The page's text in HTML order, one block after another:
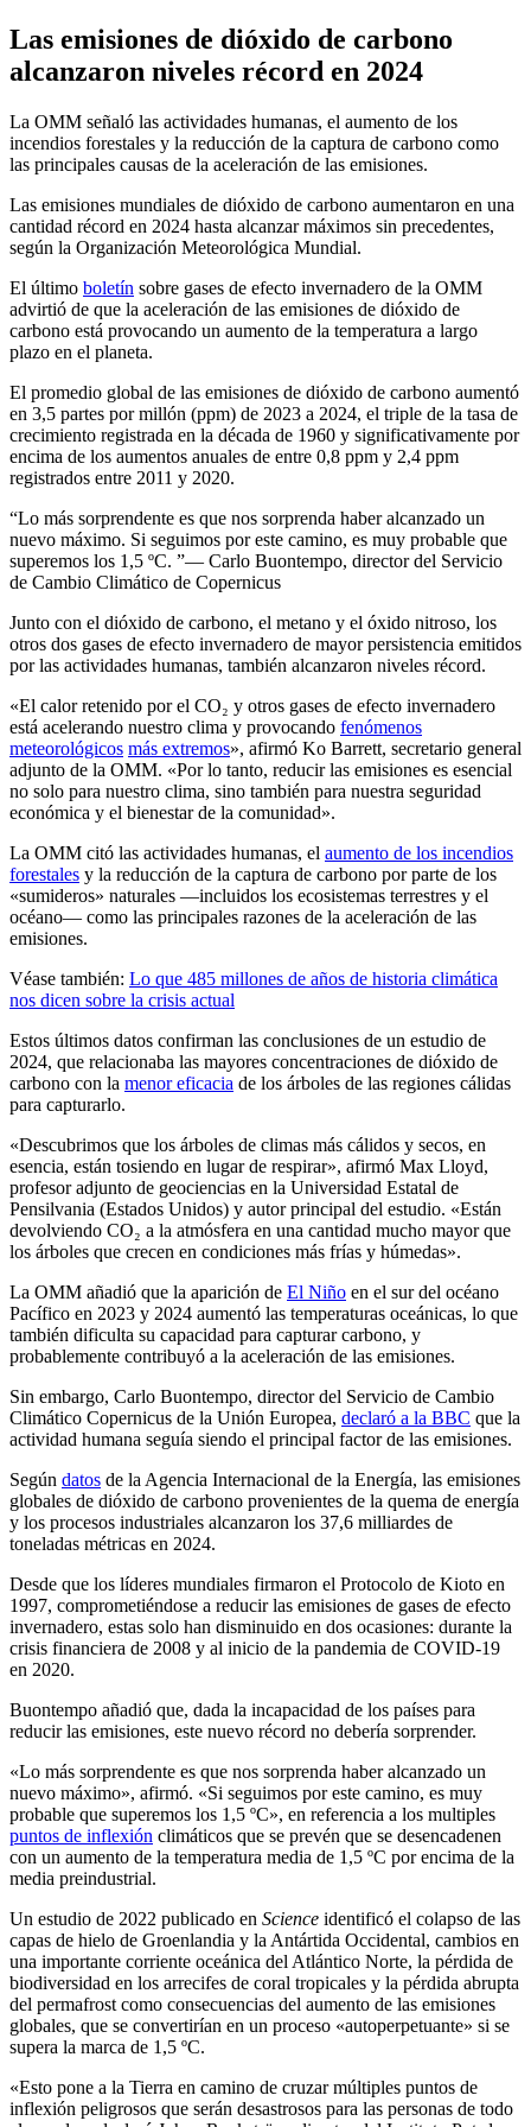
Las emisiones de dióxido de carbono
alcanzaron niveles récord en 2024
La OMM señaló las actividades humanas, el aumento de los
incendios forestales y la reducción de la captura de carbono como
las principales causas de la aceleración de las emisiones.
Las emisiones mundiales de dióxido de carbono aumentaron en una
cantidad récord en 2024 hasta alcanzar máximos sin precedentes,
según la Organización Meteorológica Mundial.
El último boletín sobre gases de efecto invernadero de la OMM
advirtió de que la aceleración de las emisiones de dióxido de
carbono está provocando un aumento de la temperatura a largo
plazo en el planeta.
El promedio global de las emisiones de dióxido de carbono aumentó
en 3,5 partes por millón (ppm) de 2023 a 2024, el triple de la tasa de
crecimiento registrada en la década de 1960 y significativamente por
encima de los aumentos anuales de entre 0,8 ppm y 2,4 ppm
registrados entre 2011 y 2020.
Lo más sorprendente es que nos sorprenda haber alcanzado un
nuevo máximo. Si seguimos por este camino, es muy probable que
superemos los 1,5 ºC.
— Carlo Buontempo, director del Servicio
de Cambio Climático de Copernicus
Junto con el dióxido de carbono, el metano y el óxido nitroso, los
otros dos gases de efecto invernadero de mayor persistencia emitidos
por las actividades humanas, también alcanzaron niveles récord.
«El calor retenido por el CO₂ y otros gases de efecto invernadero
está acelerando nuestro clima y provocando fenómenos
meteorológicos más extremos», afirmó Ko Barrett, secretario general
adjunto de la OMM. «Por lo tanto, reducir las emisiones es esencial
no solo para nuestro clima, sino también para nuestra seguridad
económica y el bienestar de la comunidad».
La OMM citó las actividades humanas, el aumento de los incendios
forestales y la reducción de la captura de carbono por parte de los
«sumideros» naturales —incluidos los ecosistemas terrestres y el
océano— como las principales razones de la aceleración de las
emisiones.
Véase también: Lo que 485 millones de años de historia climática
nos dicen sobre la crisis actual
Estos últimos datos confirman las conclusiones de un estudio de
2024, que relacionaba las mayores concentraciones de dióxido de
carbono con la menor eficacia de los árboles de las regiones cálidas
para capturarlo.
«Descubrimos que los árboles de climas más cálidos y secos, en
esencia, están tosiendo en lugar de respirar», afirmó Max Lloyd,
profesor adjunto de geociencias en la Universidad Estatal de
Pensilvania (Estados Unidos) y autor principal del estudio. «Están
devolviendo CO₂ a la atmósfera en una cantidad mucho mayor que
los árboles que crecen en condiciones más frías y húmedas».
La OMM añadió que la aparición de El Niño en el sur del océano
Pacífico en 2023 y 2024 aumentó las temperaturas oceánicas, lo que
también dificulta su capacidad para capturar carbono, y
probablemente contribuyó a la aceleración de las emisiones.
Sin embargo, Carlo Buontempo, director del Servicio de Cambio
Climático Copernicus de la Unión Europea, declaró a la BBC que la
actividad humana seguía siendo el principal factor de las emisiones.
Según datos de la Agencia Internacional de la Energía, las emi­siones
globales de dióxido de carbono pro­venientes de la quema de energ­ía
y los pro­cesos indus­triales alcan­zaron los 37,6 mil­li­ardes de
toneladas métricas en 2024.
Desde que los líderes mundiales firmaron el Protocolo de Kioto en
1997, comprometiéndose a reducir las emisiones de gases de efecto
invernadero, estas solo han disminuido en dos ocasiones: durante la
crisis financiera de 2008 y al inicio de la pandemia de COVID-19
en 2020.
Buontempo añadió que, dada la incapacidad de los países para
reducir las emisiones, este nuevo récord no debería sorprender.
«Lo más sorprendente es que nos sorprenda haber alcanzado un
nuevo máximo», afirmó. «Si seguimos por este camino, es muy
probable que superemos los 1,5 ºC», en ref­er­encia a los mul­tiples
puntos de inflexión clim­áticos que se pre­vé­n que se des­encaden­en
con un aumento de la tem­per­a­tura media de 1,5 ºC por encima de la
media pre­in­dus­trial.
Un estudio de 2022 publicado en Science identificó el colapso de las
capas de hielo de Groenlandia y la Antártida Occidental, cambios en
una importante corriente oceánica del Atlántico Norte, la pérdida de
biodiversidad en los arrecifes de coral tropicales y la pérdida abrupta
del permafrost como consecuencias del aumento de las emisiones
globales, que se convertirían en un proceso «autoperpetuante» si se
supera la marca de 1,5 ºC.
«Esto pone a la Tierra en camino de cruzar múltiples puntos de
inflexión peligrosos que serán desastrosos para las personas de todo